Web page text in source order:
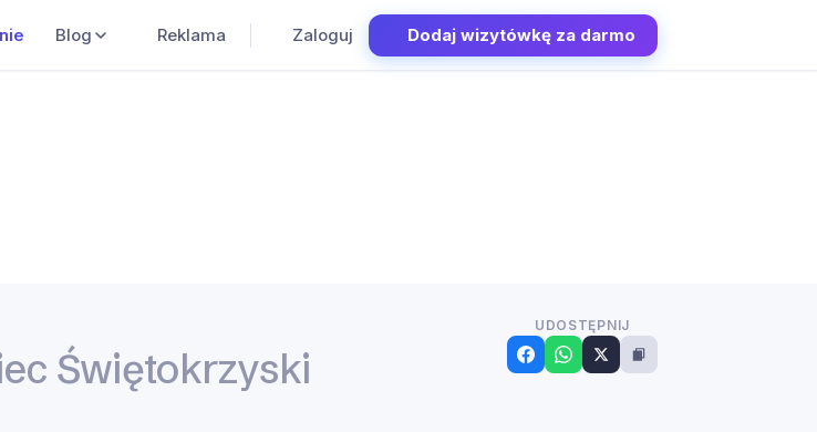
Blog Reklama Zaloguj Dodaj wizytówkę za darmo
Świętokrzyski
UDOSTĘPNIJ